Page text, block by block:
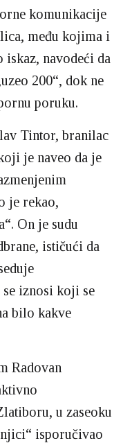
komunikacije
među kojima i
navodeći da
200“, dok ne
poruku.
Tintor, branilac
je naveo da je
je rekao,
On je sudu
ističući da
iznosi koji se
bilo kakve
Radovan
u zaseoku
isporučivao